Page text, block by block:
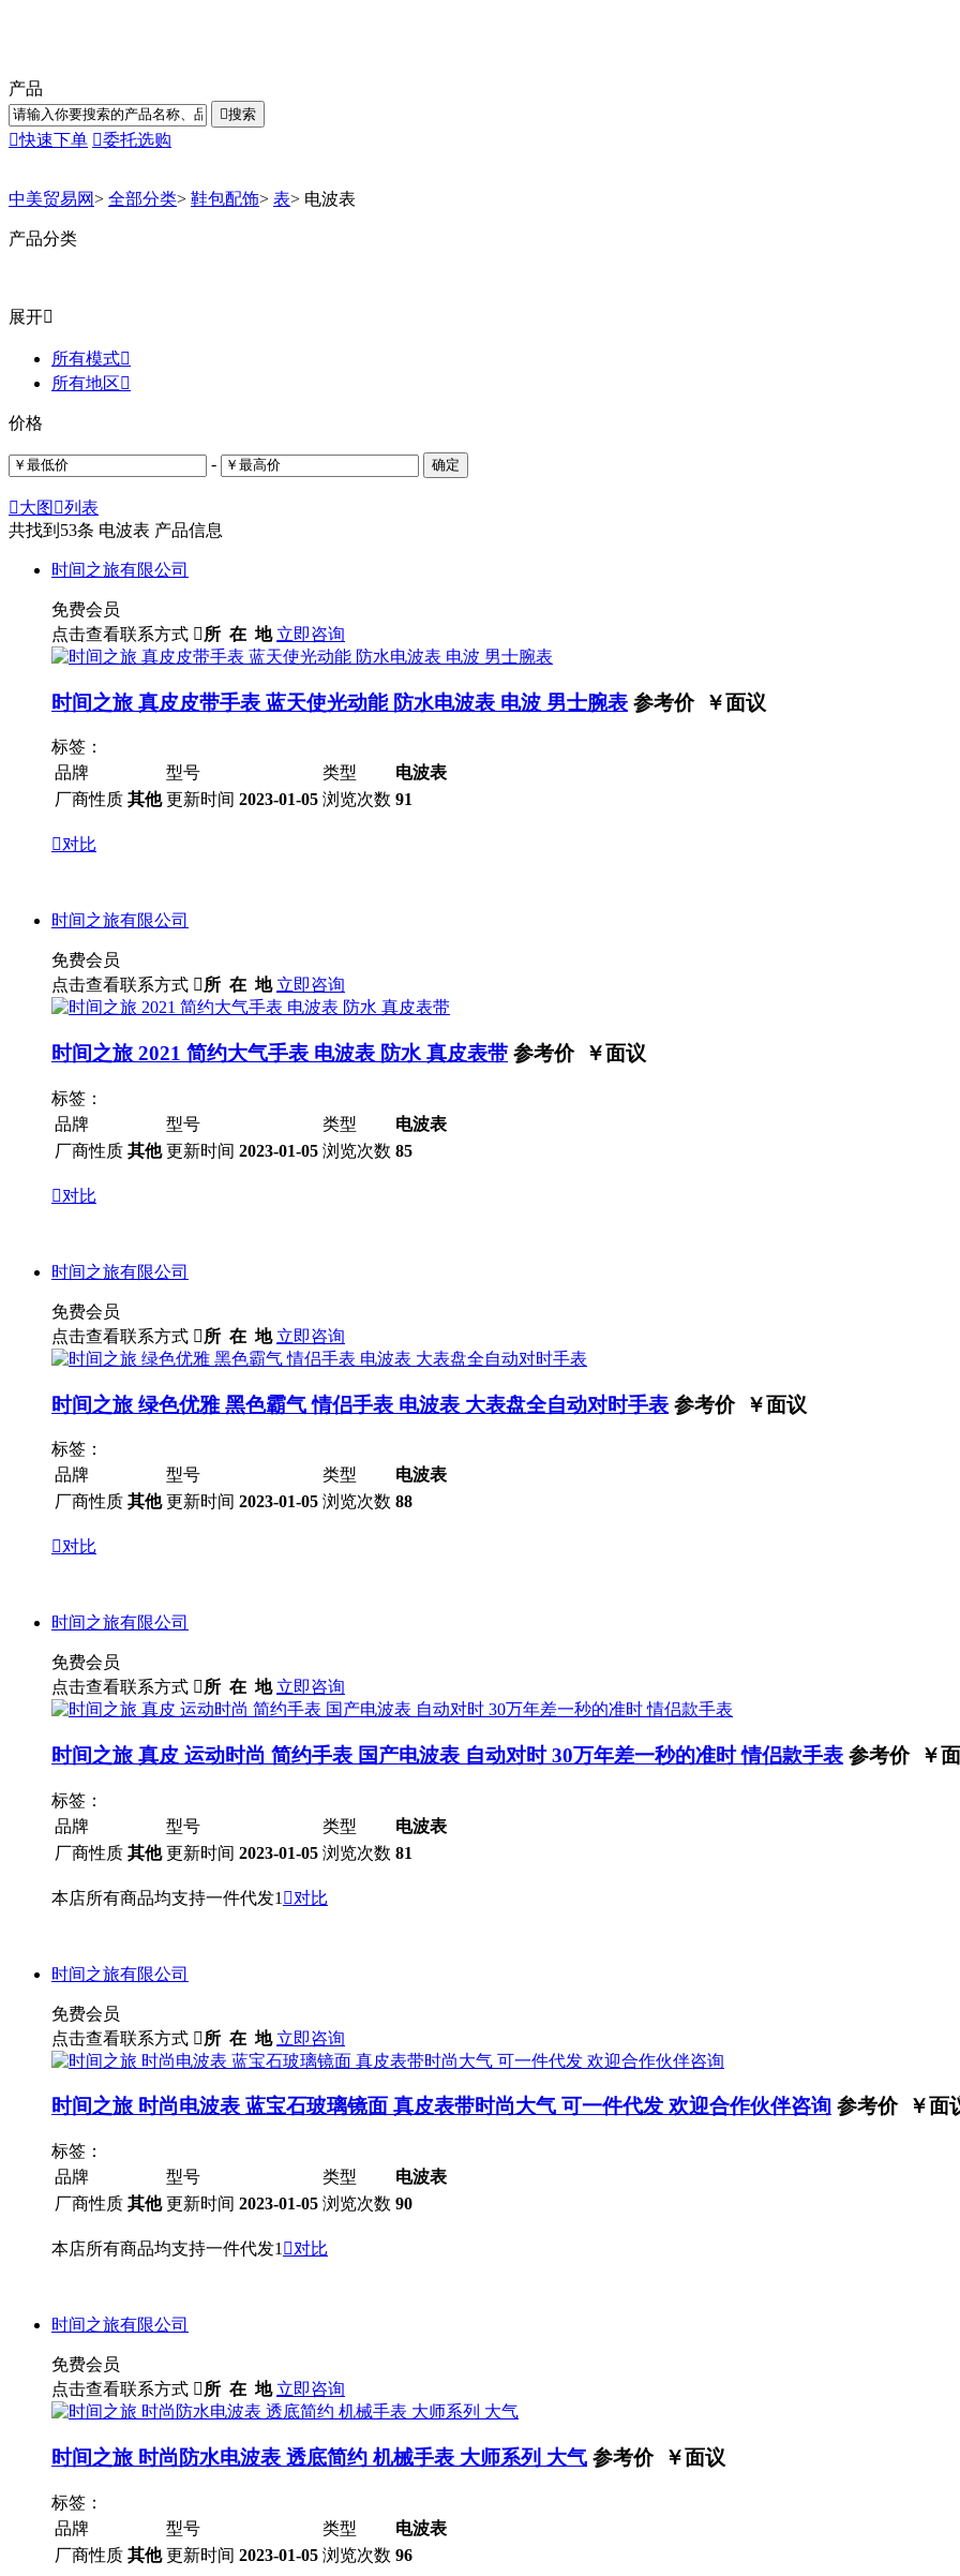
产品
搜索
快速下单 委托选购
中美贸易网> 全部分类> 鞋包配饰> 表> 电波表
产品分类
展开
所有模式
所有地区
价格
- 确定
大图 列表
共找到 53条 电波表 产品信息
时间之旅有限公司
免费会员
点击查看联系方式 所 在 地 立即咨询
时间之旅 真皮皮带手表 蓝天使光动能 防水电波表 电波 男士腕表 参考价 ￥面议
标签：
品牌
型号 类型
电波表
厂商性质 其他 更新时间 2023-01-05 浏览次数 91
对比
时间之旅有限公司
免费会员
点击查看联系方式 所 在 地 立即咨询
时间之旅 2021 简约大气手表 电波表 防水 真皮表带 参考价 ￥面议
标签：
品牌
型号 类型
电波表
厂商性质 其他 更新时间 2023-01-05 浏览次数 85
对比
时间之旅有限公司
免费会员
点击查看联系方式 所 在 地 立即咨询
时间之旅 绿色优雅 黑色霸气 情侣手表 电波表 大表盘全自动对时手表 参考价 ￥面议
标签：
品牌
型号 类型
电波表
厂商性质 其他 更新时间 2023-01-05 浏览次数 88
对比
时间之旅有限公司
免费会员
点击查看联系方式 所 在 地 立即咨询
时间之旅 真皮 运动时尚 简约手表 国产电波表 自动对时 30万年差一秒的准时 情侣款手表 参考价 ￥
标签：
品牌
型号 类型
电波表
厂商性质 其他 更新时间 2023-01-05 浏览次数 81
本店所有商品均支持一件代发1 对比
时间之旅有限公司
免费会员
点击查看联系方式 所 在 地 立即咨询
时间之旅 时尚电波表 蓝宝石玻璃镜面 真皮表带时尚大气 可一件代发 欢迎合作伙伴咨询 参考价 ￥面
标签：
品牌
型号 类型
电波表
厂商性质 其他 更新时间 2023-01-05 浏览次数 90
本店所有商品均支持一件代发1 对比
时间之旅有限公司
免费会员
点击查看联系方式 所 在 地 立即咨询
时间之旅 时尚防水电波表 透底简约 机械手表 大师系列 大气 参考价 ￥面议
标签：
品牌
型号 类型
电波表
厂商性质 其他 更新时间 2023-01-05 浏览次数 96